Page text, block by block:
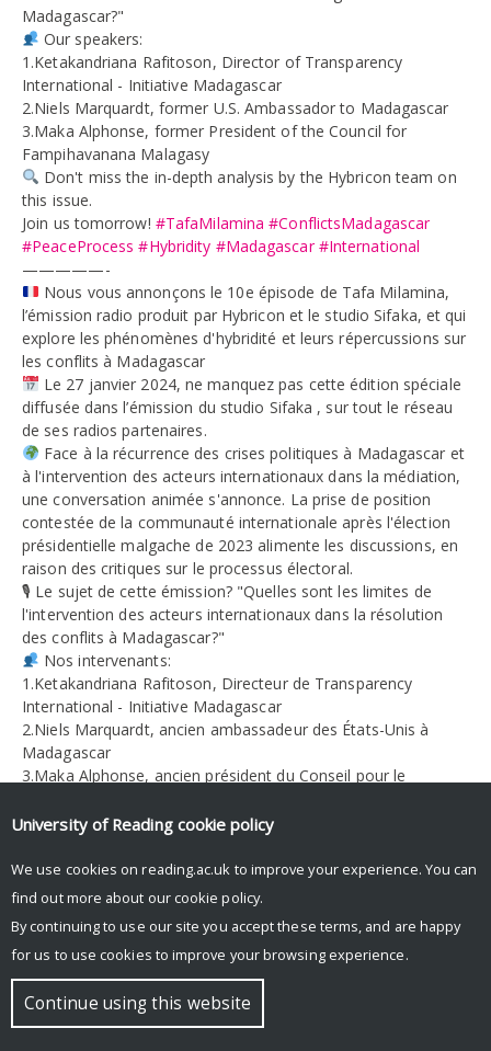
Madagascar?"
Our speakers:
1.Ketakandriana Rafitoson, Director of Transparency
International - Initiative Madagascar
2.Niels Marquardt, former U.S. Ambassador to Madagascar
3.Maka Alphonse, former President of the Council for
Fampihavanana Malagasy
Don't miss the in-depth analysis by the Hybricon team on
this issue.
Join us tomorrow! #TafaMilamina #ConflictsMadagascar
#PeaceProcess #Hybridity #Madagascar #International
—————-
Nous vous annonçons le 10e épisode de Tafa Milamina,
l’émission radio produit par Hybricon et le studio Sifaka, et qui
explore les phénomènes d'hybridité et leurs répercussions sur
les conflits à Madagascar
Le 27 janvier 2024, ne manquez pas cette édition spéciale
diffusée dans l’émission du studio Sifaka , sur tout le réseau
de ses radios partenaires.
Face à la récurrence des crises politiques à Madagascar et
à l'intervention des acteurs internationaux dans la médiation,
une conversation animée s'annonce. La prise de position
contestée de la communauté internationale après l'élection
présidentielle malgache de 2023 alimente les discussions, en
raison des critiques sur le processus électoral.
🎙 Le sujet de cette émission? "Quelles sont les limites de
l'intervention des acteurs internationaux dans la résolution
des conflits à Madagascar?"
Nos intervenants:
1.Ketakandriana Rafitoson, Directeur de Transparency
International - Initiative Madagascar
2.Niels Marquardt, ancien ambassadeur des États-Unis à
Madagascar
3.Maka Alphonse, ancien président du Conseil pour le
Ne manquez pas l'analyse approfondie de l’équipe
A demain!
#TafaMilamina #ConflitsMadagascar
#International
Oslo Freedom Forum
University of Reading cookie policy
We use cookies on reading.ac.uk to improve your experience. You can
find out more about our cookie policy.
By continuing to use our site you accept these terms, and are happy
for us to use cookies to improve your browsing experience.
Continue using this website